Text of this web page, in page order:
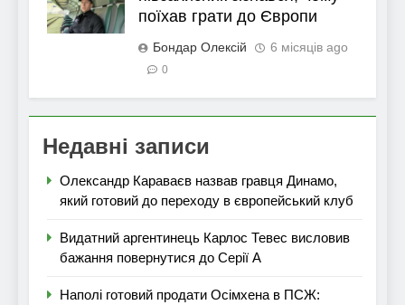
поїхав грати до Європи
Бондар Олексій 6 місяців ago
0
Недавні записи
Олександр Караваєв назвав гравця Динамо,
який готовий до переходу в європейський клуб
Видатний аргентинець Карлос Тевес висловив
бажання повернутися до Серії А
Наполі готовий продати Осімхена в ПСЖ: